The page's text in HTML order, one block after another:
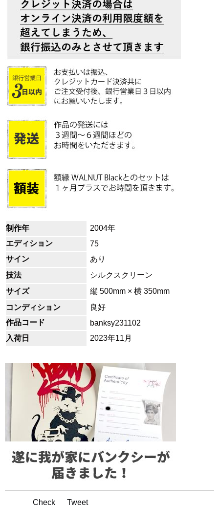
制作年
2004年
エディション
75
サイン
あり
技法
シルクスクリーン
サイズ
縦 500mm × 横 350mm
コンディション
良好
作品コード
banksy231102
入荷日
2023年11月
Check Tweet